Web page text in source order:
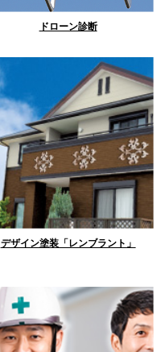
ドローン診断
デザイン塗装「レンブラント」